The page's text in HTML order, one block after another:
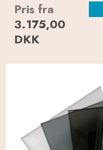
Pris fra
3.175,00
DKK